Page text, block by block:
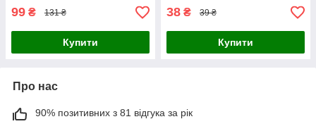
99 ₴ 131 ₴
Купити
38 ₴ 39 ₴
Купити
Про нас
90% позитивних з 81 відгука за рік